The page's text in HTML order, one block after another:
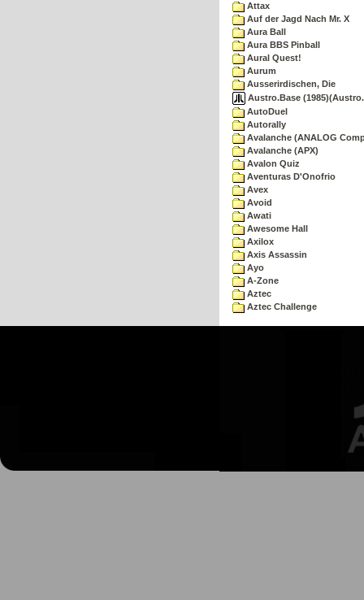
Attax
Auf der Jagd Nach Mr. X
Aura Ball
Aura BBS Pinball
Aural Quest!
Aurum
Ausserirdischen, Die
Austro.Base
AutoDuel
Autorally
Avalanche (ANALOG
Avalanche (APX)
Avalon Quiz
Aventuras D'Onofrio
Avex
Avoid
Awati
Awesome Hall
Axilox
Axis Assassin
Ayo
A-Zone
Aztec
Aztec Challenge